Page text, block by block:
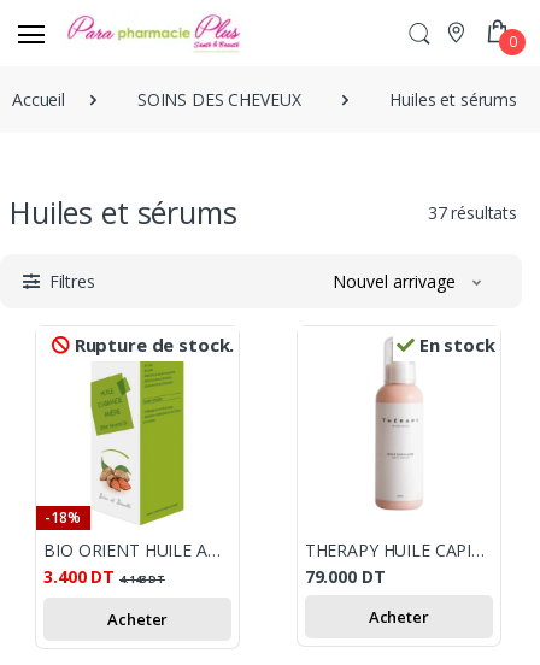
0
Accueil SOINS DES CHEVEUX Huiles et sérums
Huiles et sérums 37 résultats
Filtres Nouvel arrivage
Rupture de stock.
-18%
BIO ORIENT HUILE AMANDE AMERE 10 ML
3.400 DT 4.143DT
Acheter
En stock
THERAPY HUILE CAPILAIRE ANTI CHUTE 125ML
79.000 DT
Acheter